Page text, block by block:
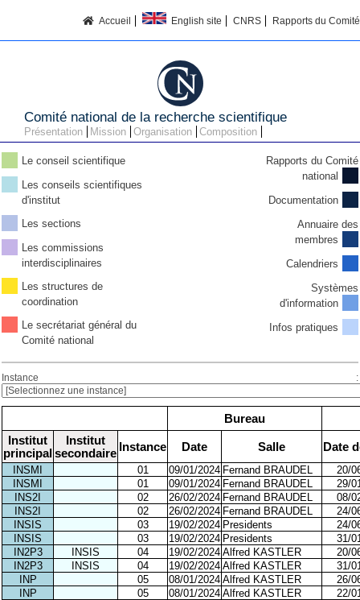
Accueil English site CNRS Rapports du
Comité national de la recherche scientifique
Présentation Mission Organisation Composition
Le conseil scientifique
Les conseils scientifiques
d'institut
Les sections
Les commissions
interdisciplinaires
Les structures de
coordination
Le secrétariat général du
Comité national
Rapports du Comité
national
Documentation
Annuaire des
membres
Calendriers
Systèmes
d'information
Infos pratiques
Instance :
Bureau
Institut
principal
Institut
secondaire Instance Date Salle Date
INSMI 01 09/01/2024 Fernand BRAUDEL
20/
INSMI
01 09/01/2024 Fernand BRAUDEL
29/
INS2I
02 26/02/2024 Fernand BRAUDEL
08/
INS2I
02 26/02/2024 Fernand BRAUDEL
24/
INSIS
03 19/02/2024 Presidents
24/
INSIS
03 19/02/2024 Presidents
31/
IN2P3
INSIS 04 19/02/2024 Alfred KASTLER
20/
IN2P3
INSIS 04 19/02/2024 Alfred KASTLER
31/
INP
05 08/01/2024 Alfred KASTLER
26/
INP
05 08/01/2024 Alfred KASTLER
22/